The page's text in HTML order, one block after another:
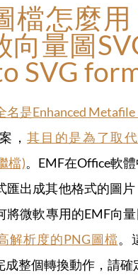
檔怎麼
向量圖
SVG
名是Enhanced
，其目的是為了取
檔)。EMF在Office軟
匯出成其他格式的圖
將微軟專用的EMF向
解析度的PNG圖檔。
成整個轉換動作，請確